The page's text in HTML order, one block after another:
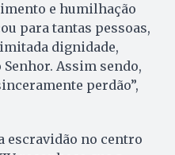
e humilhação
para tantas pessoas,
dignidade,
Assim sendo,
perdão”,
escravidão no centro